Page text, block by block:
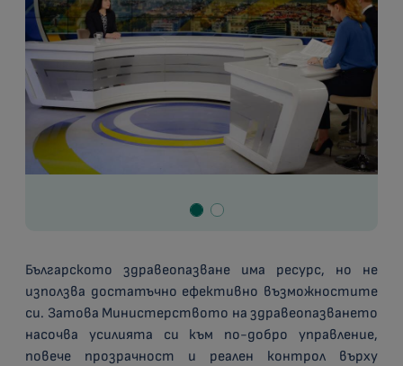
Българското здравеопазване има ресурс, но не
използва достатъчно ефективно възможностите
си. Затова Министерството на здравеопазването
насочва усилията си към по-добро управление,
повече прозрачност и реален контрол върху